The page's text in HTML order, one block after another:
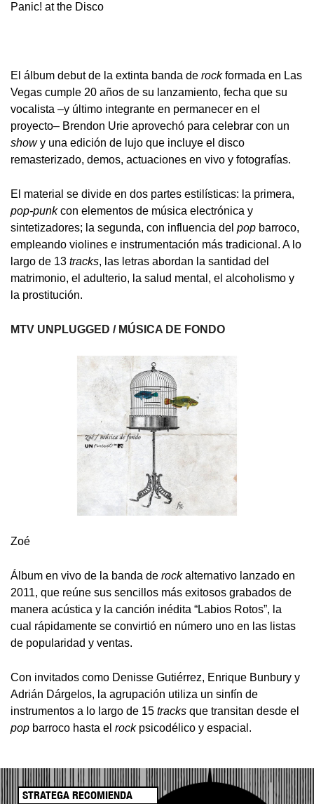
Panic! at the Disco
El álbum debut de la extinta banda de rockformada en Las
Vegas cumple 20 años de su lanzamiento, fecha que su
vocalista –y último integrante en permanecer en el
proyecto– Brendon Urie aprovechó para celebrar con un
showy una edición de lujo que incluye el disco
remasterizado, demos, actuaciones en vivo y fotografías.
El material se divide en dos partes estilísticas: la primera,
pop-punkcon elementos de música electrónica y
sintetizadores; la segunda, con influencia del pop barroco,
empleando violines e instrumentación más tradicional. A lo
largo de 13 tracks, las letras abordan la santidad del
matrimonio, el adulterio, la salud mental, el alcoholismo y
la prostitución.
MTV UNPLUGGED / MÚSICA DE FONDO
Zoé
Álbum en vivo de la banda de rockalternativo lanzado en
2011, que reúne sus sencillos más exitosos grabados de
manera acústica y la canción inédita “Labios Rotos”, la
cual rápidamente se convirtió en número uno en las listas
de popularidad y ventas.
Con invitados como Denisse Gutiérrez, Enrique Bunbury y
Adrián Dárgelos, la agrupación utiliza un sinfín de
instrumentos a lo largo de 15 tracks que transitan desde el
pop barroco hasta el rockpsicodélico y espacial.
STRATEGA RECOMIENDA